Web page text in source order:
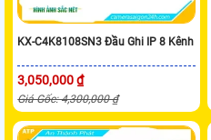
KX-C4K8108SN3 Đầu Ghi IP 8 Kênh
3,050,000 ₫
Giá Gốc: 4,300,000 ₫